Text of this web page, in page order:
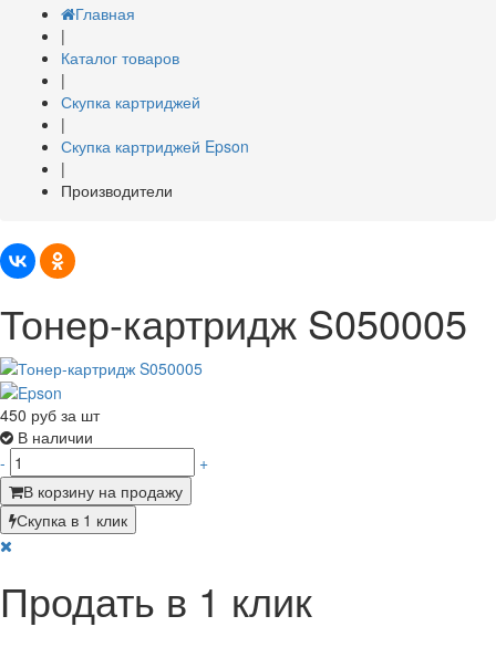
Главная
|
Каталог товаров
|
Скупка картриджей
|
Скупка картриджей Epson
|
Производители
Тонер-картридж S050005
450 руб за шт
В наличии
-
+
В корзину на продажу
Скупка в 1 клик
Продать в 1 клик